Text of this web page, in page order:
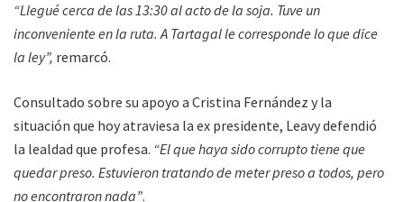
“Llegué cerca de las 13:30 al acto de la soja. Tuve un
inconveniente en la ruta. A Tartagal le corresponde lo que dice
la ley”, remarcó.
Consultado sobre su apoyo a Cristina Fernández y la
situación que hoy atraviesa la ex presidente, Leavy defendió
la lealdad que profesa. “El que haya sido corrupto tiene que
quedar preso. Estuvieron tratando de meter preso a todos, pero
no encontraron nada”.